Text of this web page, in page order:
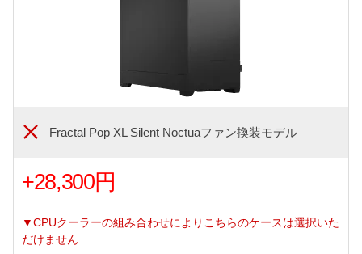
Fractal Pop XL Silent Noctuaファン換装モデル
+28,300円
▼CPUクーラーの組み合わせによりこちらのケースは選択いた
だけません